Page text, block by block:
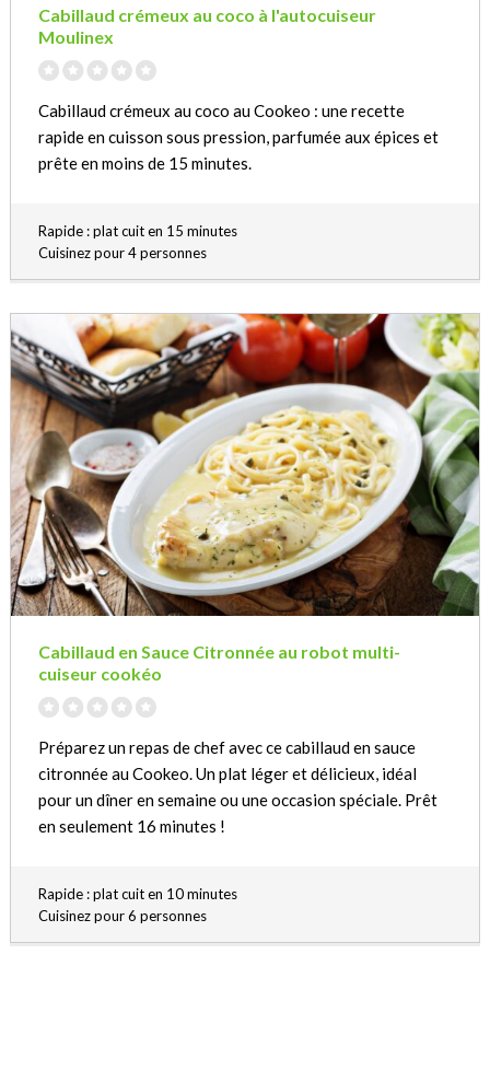
Cabillaud crémeux au coco à l'autocuiseur
Moulinex
Cabillaud crémeux au coco au Cookeo : une recette
rapide en cuisson sous pression, parfumée aux épices et
prête en moins de 15 minutes.
Rapide : plat cuit en 15 minutes
Cuisinez pour 4 personnes
Cabillaud en Sauce Citronnée au robot multi-
cuiseur cookéo
Préparez un repas de chef avec ce cabillaud en sauce
citronnée au Cookeo. Un plat léger et délicieux, idéal
pour un dîner en semaine ou une occasion spéciale. Prêt
en seulement 16 minutes !
Rapide : plat cuit en 10 minutes
Cuisinez pour 6 personnes